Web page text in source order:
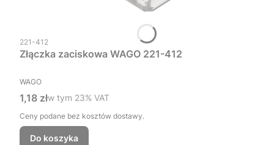
Kod produktu
221-412
Złączka zaciskowa WAGO 221-412
PRODUCENT
WAGO
Cena brutto
1,18 złw tym %s VAT
w tym 23% VAT
Ceny podane bez kosztów dostawy.
Do koszyka